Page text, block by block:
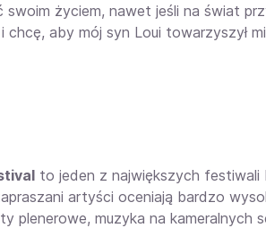
swoim życiem, nawet jeśli na świat
chcę, aby mój syn Loui towarzyszył
to jeden z największych
artyści oceniają bardzo
plenerowe, muzyka na kameralnych